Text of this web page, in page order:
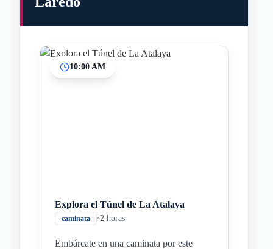
10:00 AM
Explora el Túnel de La Atalaya
caminata •2 horas
Embárcate en una caminata por este